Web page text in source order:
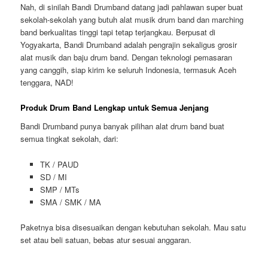
Nah, di sinilah Bandi Drumband datang jadi pahlawan super buat
sekolah-sekolah yang butuh alat musik drum band dan marching
band berkualitas tinggi tapi tetap terjangkau. Berpusat di
Yogyakarta, Bandi Drumband adalah pengrajin sekaligus grosir
alat musik dan baju drum band. Dengan teknologi pemasaran
yang canggih, siap kirim ke seluruh Indonesia, termasuk Aceh
tenggara, NAD!
Produk Drum Band Lengkap untuk Semua Jenjang
Bandi Drumband punya banyak pilihan alat drum band buat
semua tingkat sekolah, dari:
TK / PAUD
SD / MI
SMP / MTs
SMA / SMK / MA
Paketnya bisa disesuaikan dengan kebutuhan sekolah. Mau satu
set atau beli satuan, bebas atur sesuai anggaran.